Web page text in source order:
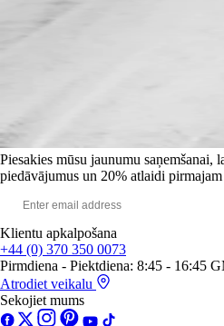
Piesakies mūsu jaunumu saņemšanai,
piedāvājumus un 20% atlaidi
Klientu apkalpošana
+44 (0) 370 350 0073
Pirmdiena - Piektdiena: 8:45 - 16:45
Atrodiet veikalu
Sekojiet mums